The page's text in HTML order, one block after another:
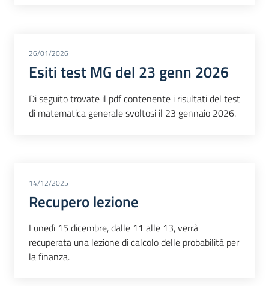
26/01/2026
Esiti test MG del 23 genn 2026
Di seguito trovate il pdf contenente i risultati del test
di matematica generale svoltosi il 23 gennaio 2026.
14/12/2025
Recupero lezione
Lunedì 15 dicembre, dalle 11 alle 13, verrà
recuperata una lezione di calcolo delle probabilità per
la finanza.